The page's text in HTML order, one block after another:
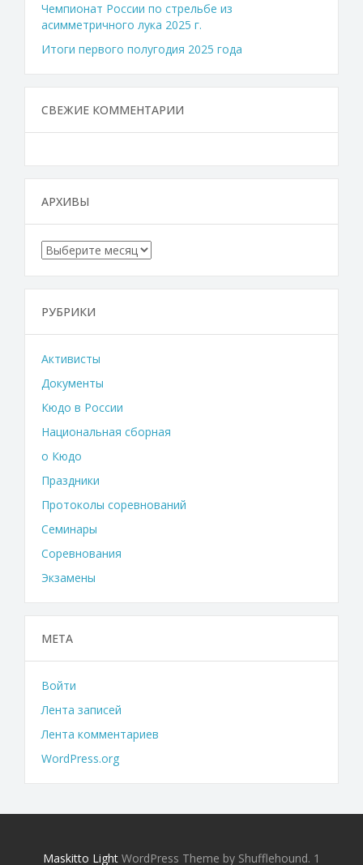
Чемпионат России по стрельбе из
асимметричного лука 2025 г.
Итоги первого полугодия 2025 года
СВЕЖИЕ КОММЕНТАРИИ
АРХИВЫ
Архивы
РУБРИКИ
Активисты
Документы
Кюдо в России
Национальная сборная
о Кюдо
Праздники
Протоколы соревнований
Семинары
Соревнования
Экзамены
МЕТА
Войти
Лента записей
Лента комментариев
WordPress.org
Maskitto Light WordPress Theme by Shufflehound. 1